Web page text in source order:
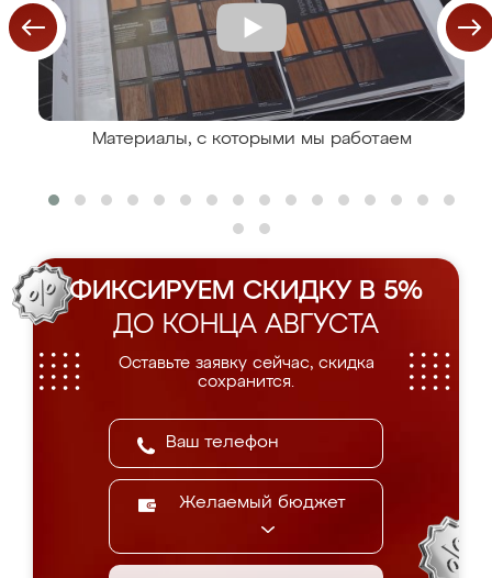
Материалы, с которыми мы работаем
ФИКСИРУЕМ СКИДКУ В 5%
ДО КОНЦА АВГУСТА
Оставьте заявку сейчас, скидка
сохранится.
Желаемый бюджет